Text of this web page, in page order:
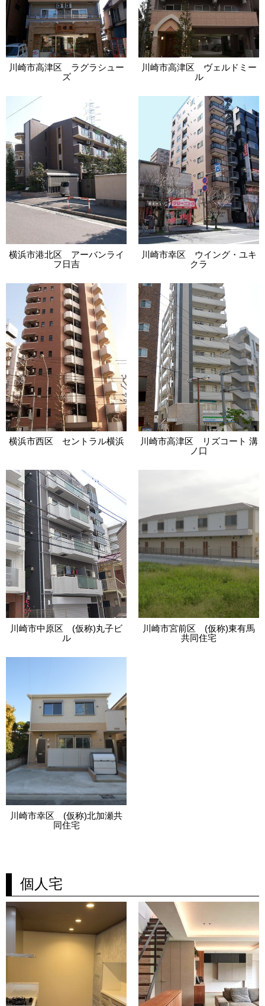
川崎市高津区 ラグラシュー
ズ
川崎市高津区 ヴェルドミー
ル
横浜市港北区 アーバンライ
フ日吉
川崎市幸区 ウイング・ユキ
クラ
横浜市西区 セントラル横浜
川崎市高津区 リズコート 溝
ノ口
川崎市中原区 (仮称)丸子ビ
ル
川崎市宮前区 (仮称)東有馬
共同住宅
川崎市幸区 (仮称)北加瀬共
同住宅
個人宅